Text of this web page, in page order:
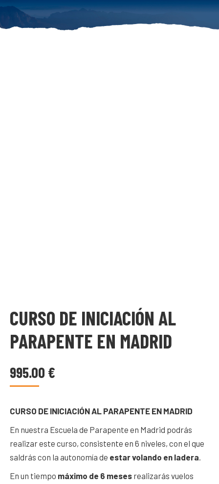
CURSO DE INICIACIÓN AL
PARAPENTE EN MADRID
995.00 €
CURSO DE INICIACIÓN AL PARAPENTE EN MADRID
En nuestra Escuela de Parapente en Madrid podrás
realizar este curso, consistente en 6 niveles, con el que
saldrás con la autonomía de estar volando en ladera.
En un tiempo máximo de 6 meses realizarás vuelos